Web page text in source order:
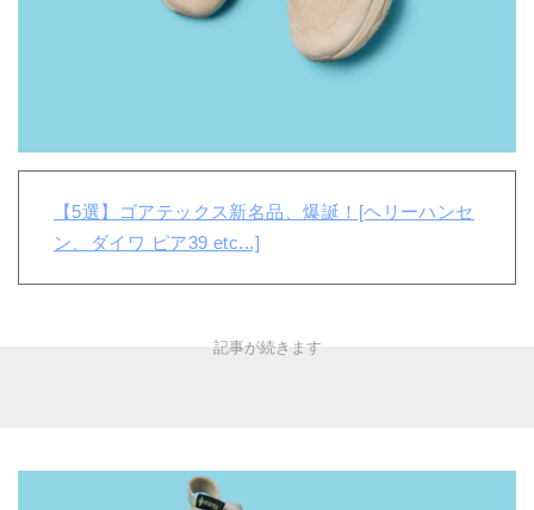
【5選】ゴアテックス新名品、爆誕！[ヘリーハンセ
ン、ダイワ ピア39 etc...]